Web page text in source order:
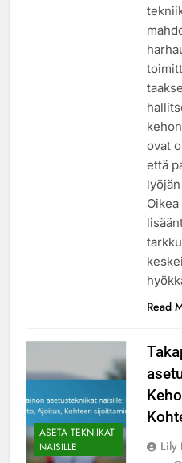
ovat
että
Read
ASETA TEKNIIKAT
NAISILLE
Lily